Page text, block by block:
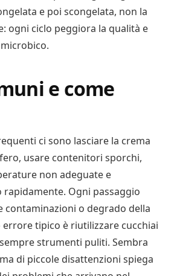
e poi scongelata, non la
ogni ciclo peggiora la qualità e
e come
ci sono lasciare la crema
usare contenitori sporchi,
non adeguate e
Ogni passaggio
contaminazioni o degrado della
tipico è riutilizzare cucchiai
strumenti puliti. Sembra
di piccole disattenzioni spiega